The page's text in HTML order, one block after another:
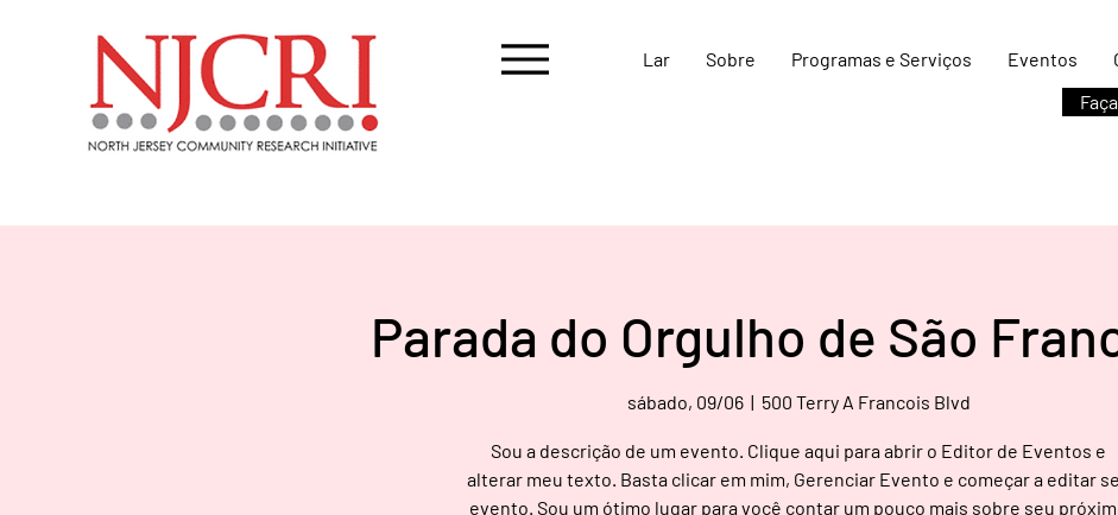
Lar Sobre Programas e Serviços Eventos
Parada do Orgulho de São
sábado, 09/06
  |
500 Terry A Francois Blvd
Sou a descrição de um evento. Clique aqui para abrir o Editor de Eventos e
alterar meu texto. Basta clicar em mim, Gerenciar Evento e começar a editar
evento. Sou um ótimo lugar para você contar um pouco mais sobre seu